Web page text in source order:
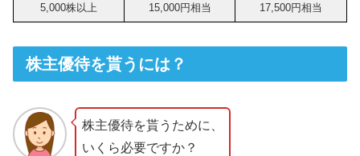
5,000株以上 15,000円相当 17,500円相当
株主優待を貰うには？
株主優待を貰うために、
いくら必要ですか？